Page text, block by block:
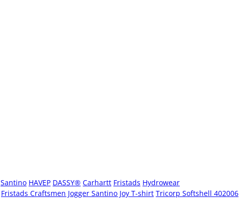
Santino HAVEP DASSY® Carhartt Fristads Hydrowear
Fristads Craftsmen Jogger Santino Joy T-shirt Tricorp Softshell 402006